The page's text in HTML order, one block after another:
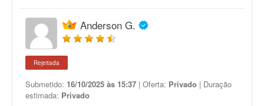
Anderson G.
Rejeitada
Submetido: 16/10/2025 às 15:37 | Oferta: Privado | Duração
estimada: Privado